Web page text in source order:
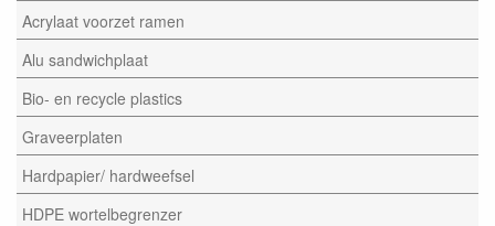
Acrylaat voorzet ramen
Alu sandwichplaat
Bio- en recycle plastics
Graveerplaten
Hardpapier/ hardweefsel
HDPE wortelbegrenzer